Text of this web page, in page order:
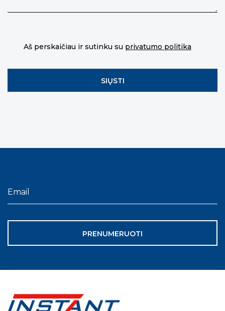
Aš perskaičiau ir sutinku su privatumo politika
PRENUMERUOTI